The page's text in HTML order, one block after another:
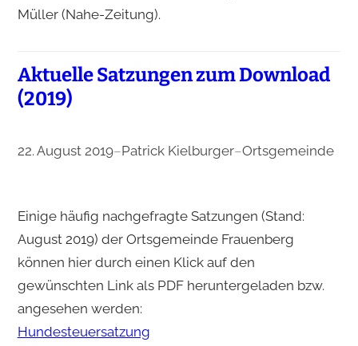
Müller (Nahe-Zeitung).
Aktuelle Satzungen zum Download
(2019)
22. August 2019–Patrick Kielburger–Ortsgemeinde
Einige häufig nachgefragte Satzungen (Stand:
August 2019) der Ortsgemeinde Frauenberg
können hier durch einen Klick auf den
gewünschten Link als PDF heruntergeladen bzw.
angesehen werden:
Hundesteuersatzung